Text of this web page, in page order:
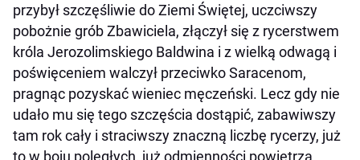
przybył szczęśliwie do Ziemi Świętej, uczciwszy
pobożnie grób Zbawiciela, złączył się z rycerstwem
króla Jerozolimskiego Baldwina i z wielką odwagą i
poświęceniem walczył przeciwko Saracenom,
pragnąc pozyskać wieniec męczeński. Lecz gdy nie
udało mu się tego szczęścia dostąpić, zabawiwszy
tam rok cały i straciwszy znaczną liczbę rycerzy, już
to w boju poległych, już odmienności powietrza